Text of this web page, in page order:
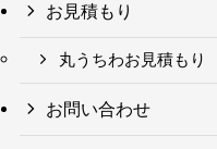
お見積もり
丸うちわお見積もり
お問い合わせ